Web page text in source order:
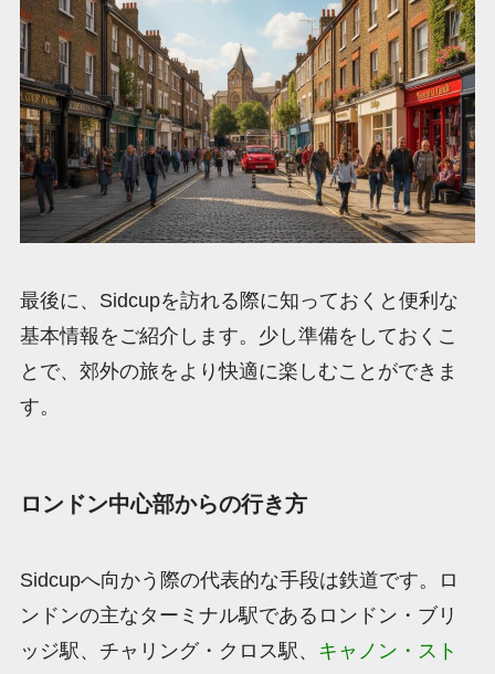
最後に、Sidcupを訪れる際に知っておくと便利な
基本情報をご紹介します。少し準備をしておくこ
とで、郊外の旅をより快適に楽しむことができま
す。
ロンドン中心部からの行き方
Sidcupへ向かう際の代表的な手段は鉄道です。ロ
ンドンの主なターミナル駅であるロンドン・ブリ
ッジ駅、チャリング・クロス駅、 キャノン・スト